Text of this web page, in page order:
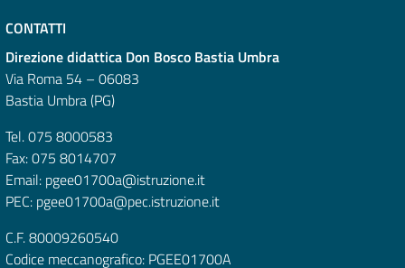
CONTATTI
Direzione didattica Don Bosco Bastia Umbra
Via Roma 54 – 06083
Bastia Umbra (PG)
Tel. 075 8000583
Fax: 075 8014707
Email: pgee01700a@istruzione.it
PEC: pgee01700a@pec.istruzione.it
C.F. 80009260540
Codice meccanografico: PGEE01700A